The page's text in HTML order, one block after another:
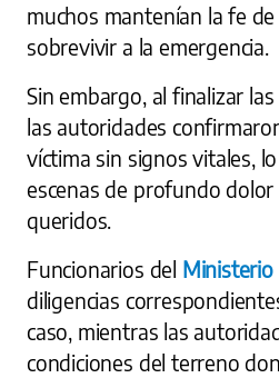
muchos mantenían la fe
sobrevivir a la emergencia.
Sin embargo, al finalizar
las autoridades
víctima sin signos vitales,
escenas de profundo dolor
queridos.
Funcionarios del Ministerio
diligencias
caso, mientras las
condiciones del terreno